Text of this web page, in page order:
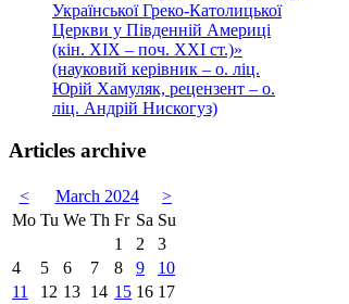
Української Греко-Католицької
Церкви у Південній Америці
(кін. ХІХ – поч. ХХІ ст.)»
(науковий керівник – о. ліц.
Юрій Хамуляк, рецензент – о.
ліц. Андрій Нискогуз)
Articles archive
< March 2024
>
Mo Tu We Th Fr Sa Su
1
2
3
4
5 6 7 8 9
10
11
12 13 14 15 16 17